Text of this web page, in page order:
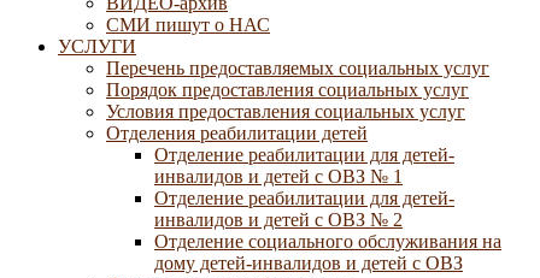
СМИ пишут о НАС
УСЛУГИ
Перечень предоставляемых социальных услуг
Порядок предоставления социальных услуг
Условия предоставления социальных услуг
Отделения реабилитации детей
Отделение реабилитации для детей-
инвалидов и детей с ОВЗ № 1
Отделение реабилитации для детей-
инвалидов и детей с ОВЗ № 2
Отделение социального обслуживания на
дому детей-инвалидов и детей с ОВЗ